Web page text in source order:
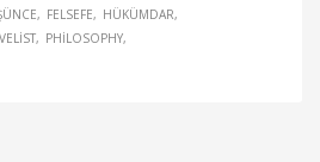
FELSEFE
HÜKÜMDAR
PHILOSOPHY